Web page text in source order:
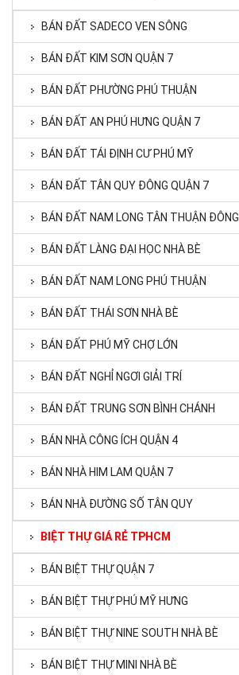
BÁN ĐẤT SADECO VEN SÔNG
BÁN ĐẤT KIM SƠN QUẬN 7
BÁN ĐẤT PHƯỜNG PHÚ THUẬN
BÁN ĐẤT AN PHÚ HƯNG QUẬN 7
BÁN ĐẤT TÁI ĐỊNH CƯ PHÚ MỸ
BÁN ĐẤT TÂN QUY ĐÔNG QUẬN 7
BÁN ĐẤT NAM LONG TÂN THUẬN ĐÔNG
BÁN ĐẤT LÀNG ĐẠI HỌC NHÀ BÈ
BÁN ĐẤT NAM LONG PHÚ THUẬN
BÁN ĐẤT THÁI SƠN NHÀ BÈ
BÁN ĐẤT PHÚ MỸ CHỢ LỚN
BÁN ĐẤT NGHỈ NGƠI GIẢI TRÍ
BÁN ĐẤT TRUNG SƠN BÌNH CHÁNH
BÁN NHÀ CÔNG ÍCH QUẬN 4
BÁN NHÀ HIM LAM QUẬN 7
BÁN NHÀ ĐƯỜNG SỐ TÂN QUY
BIỆT THỰ GIÁ RẺ TPHCM
BÁN BIỆT THỰ QUẬN 7
BÁN BIỆT THỰ PHÚ MỸ HƯNG
BÁN BIỆT THỰ NINE SOUTH NHÀ BÈ
BÁN BIỆT THỰ MINI NHÀ BÈ